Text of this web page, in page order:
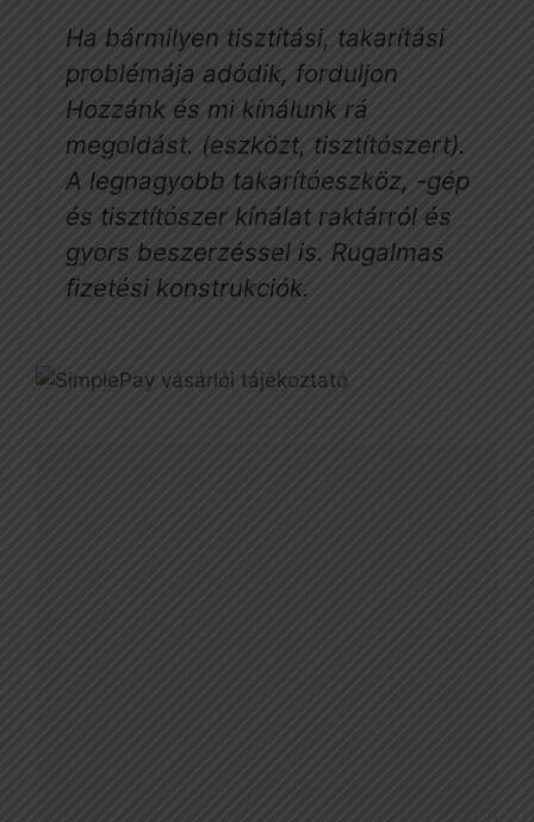
Ha bármilyen tisztítási, takarítási
problémája adódik, forduljon
Hozzánk és mi kínálunk rá
megoldást. (eszközt, tisztítószert).
A legnagyobb takarítóeszköz, -gép
és tisztítószer kínálat raktárról és
gyors beszerzéssel is. Rugalmas
fizetési konstrukciók.